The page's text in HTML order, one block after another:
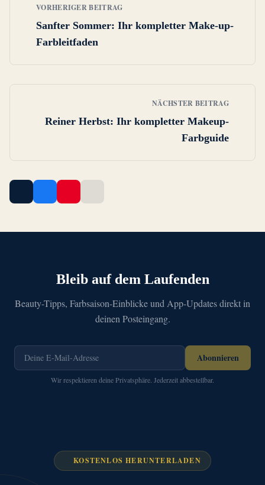
VORHERIGER BEITRAG
Sanfter Sommer: Ihr kompletter Make-up-
Farbleitfaden
NÄCHSTER BEITRAG
Reiner Herbst: Ihr kompletter Makeup-
Farbguide
Bleib auf dem Laufenden
Beauty-Tipps, Farbsaison-Einblicke und App-Updates direkt in
deinen Posteingang.
Abonnieren
Wir respektieren deine Privatsphäre. Jederzeit abbestellbar.
KOSTENLOS HERUNTERLADEN